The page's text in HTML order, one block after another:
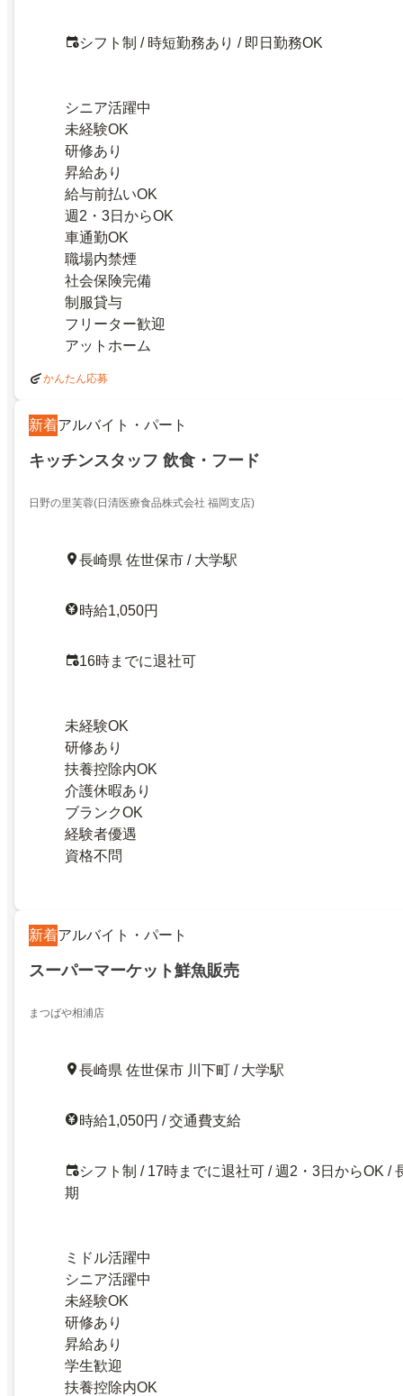
シフト制 / 時短勤務あり / 即日勤務OK
シニア活躍中
未経験OK
研修あり
昇給あり
給与前払いOK
週2・3日からOK
車通勤OK
職場内禁煙
社会保険完備
制服貸与
フリーター歓迎
アットホーム
かんたん応募
新着アルバイト・パート
キッチンスタッフ 飲食・フード
日野の里芙蓉(日清医療食品株式会社 福岡支店)
長崎県 佐世保市 / 大学駅
時給1,050円
16時までに退社可
未経験OK
研修あり
扶養控除内OK
介護休暇あり
ブランクOK
経験者優遇
資格不問
新着アルバイト・パート
スーパーマーケット鮮魚販売
まつばや相浦店
長崎県 佐世保市 川下町 / 大学駅
時給1,050円 / 交通費支給
シフト制 / 17時までに退社可 / 週2・3日からOK /
期
ミドル活躍中
シニア活躍中
未経験OK
研修あり
昇給あり
学生歓迎
扶養控除内OK